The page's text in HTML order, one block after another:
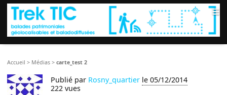
≡
Accueil > Médias >carte_test 2
Publié par Rosny_quartier le 05/12/2014
222 vues